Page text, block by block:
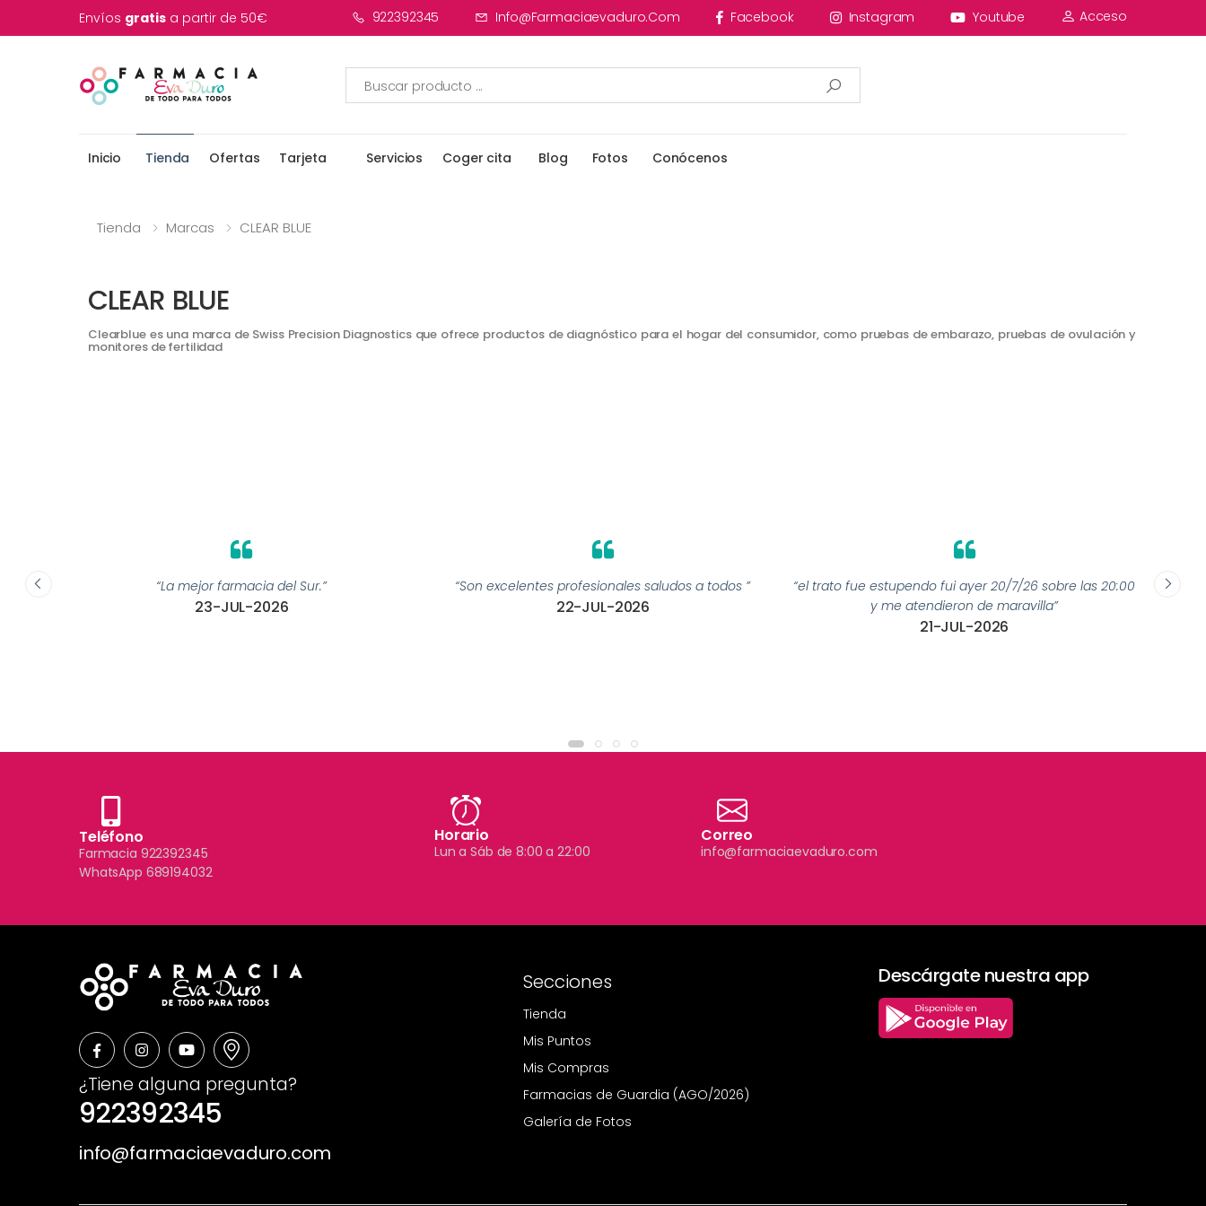
Envíos gratis a partir de 50€ 922392345 Info@farmaciaevaduro.com Facebook Instagram Youtube Acceso
Inicio Tienda Ofertas Tarjeta Servicios Coger cita Blog Fotos Conócenos
Tienda Marcas CLEAR BLUE
CLEAR BLUE
Clearblue es una marca de Swiss Precision Diagnostics que ofrece productos de diagnóstico para el hogar del consumidor, como pruebas de embarazo, pruebas de ovulación y
monitores de fertilidad
“La mejor farmacia del Sur.”
23-JUL-2026
“Son excelentes profesionales saludos a todos ”
22-JUL-2026
“el trato fue estupendo fui ayer 20/7/26 sobre las 20:00
y me atendieron de maravilla”
21-JUL-2026
Teléfono
Farmacia 922392345
WhatsApp 689194032
Horario
Lun a Sáb de 8:00 a 22:00
Correo
info@farmaciaevaduro.com
¿Tiene alguna pregunta?
922392345
info@farmaciaevaduro.com
Secciones
Tienda
Mis Puntos
Mis Compras
Farmacias de Guardia (AGO/2026)
Galería de Fotos
Descárgate nuestra app